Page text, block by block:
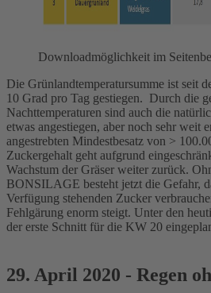
Downloadmöglichkeit im
Die Grünlandtemperatursumme ist seit
10 Grad pro Tag gestiegen. Durch die
Nachttemperaturen sind auch die
etwas angestiegen, aber noch sehr weit
angestrebten Mindestbesatz von >
Zuckergehalt geht aufgrund
Wachstum der Gräser weiter zurück.
BONSILAGE besteht jetzt die Gefahr,
Verfügung stehenden Zucker
Fehlgärung enorm steigt. Unter den
der erste Schnitt für die KW 20
29. April 2020 - Regen